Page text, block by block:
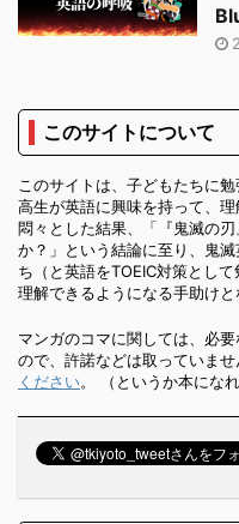
このサイトについて
このサイトは、子どもたちに
高生が英語に興味を持って、
悶々とした結果、「『鬼滅の
か？」という結論に至り、鬼
ち（と英語をTOEIC対策とし
理解できるようになる手助けと
マンガのコマに関しては、必
ので、許諾などは取っていま
ください。 （というか本にな